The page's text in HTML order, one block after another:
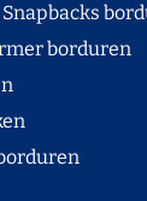
borduren